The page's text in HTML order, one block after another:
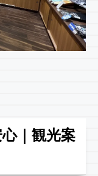
｜観光案